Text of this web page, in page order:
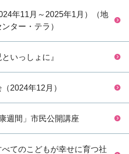
年11月～2025年1月）（地
ター・テラ）
いっしょに』
2024年12月）
週間」市民公開講座
べてのこどもが幸せに育つ社